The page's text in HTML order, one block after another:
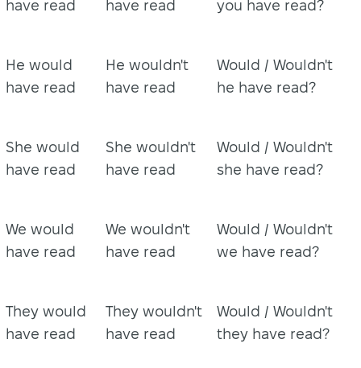
have read
have read
you have read?
He would
have read
He wouldn't
have read
Would / Wouldn't
he have read?
She would
have read
She wouldn't
have read
Would / Wouldn't
she have read?
We would
have read
We wouldn't
have read
Would / Wouldn't
we have read?
They would
have read
They wouldn't
have read
Would / Wouldn't
they have read?